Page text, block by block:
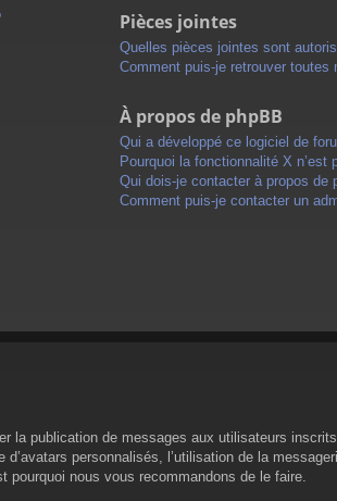
Pièces jointes
Quelles pièces jointes sont
Comment puis-je retrouver toutes
À propos de phpBB
Qui a développé ce logiciel de
Pourquoi la fonctionnalité X n’est
Qui dois-je contacter à propos de
Comment puis-je contacter un
la publication de messages aux utilisateurs
personnalisés, l’utilisation de la
pourquoi nous vous recommandons de le faire.